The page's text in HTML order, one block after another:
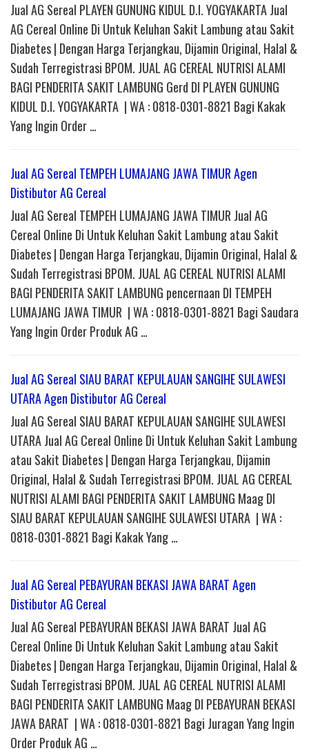
Jual AG Sereal PLAYEN GUNUNG KIDUL D.I. YOGYAKARTA Jual
AG Cereal Online Di Untuk Keluhan Sakit Lambung atau Sakit
Diabetes | Dengan Harga Terjangkau, Dijamin Original, Halal &
Sudah Terregistrasi BPOM. JUAL AG CEREAL NUTRISI ALAMI
BAGI PENDERITA SAKIT LAMBUNG Gerd DI PLAYEN GUNUNG
KIDUL D.I. YOGYAKARTA | WA : 0818-0301-8821 Bagi Kakak
Yang Ingin Order …
Jual AG Sereal TEMPEH LUMAJANG JAWA TIMUR Agen
Distibutor AG Cereal
Jual AG Sereal TEMPEH LUMAJANG JAWA TIMUR Jual AG
Cereal Online Di Untuk Keluhan Sakit Lambung atau Sakit
Diabetes | Dengan Harga Terjangkau, Dijamin Original, Halal &
Sudah Terregistrasi BPOM. JUAL AG CEREAL NUTRISI ALAMI
BAGI PENDERITA SAKIT LAMBUNG pencernaan DI TEMPEH
LUMAJANG JAWA TIMUR | WA : 0818-0301-8821 Bagi Saudara
Yang Ingin Order Produk AG …
Jual AG Sereal SIAU BARAT KEPULAUAN SANGIHE SULAWESI
UTARA Agen Distibutor AG Cereal
Jual AG Sereal SIAU BARAT KEPULAUAN SANGIHE SULAWESI
UTARA Jual AG Cereal Online Di Untuk Keluhan Sakit Lambung
atau Sakit Diabetes | Dengan Harga Terjangkau, Dijamin
Original, Halal & Sudah Terregistrasi BPOM. JUAL AG CEREAL
NUTRISI ALAMI BAGI PENDERITA SAKIT LAMBUNG Maag DI
SIAU BARAT KEPULAUAN SANGIHE SULAWESI UTARA | WA :
0818-0301-8821 Bagi Kakak Yang …
Jual AG Sereal PEBAYURAN BEKASI JAWA BARAT Agen
Distibutor AG Cereal
Jual AG Sereal PEBAYURAN BEKASI JAWA BARAT Jual AG
Cereal Online Di Untuk Keluhan Sakit Lambung atau Sakit
Diabetes | Dengan Harga Terjangkau, Dijamin Original, Halal &
Sudah Terregistrasi BPOM. JUAL AG CEREAL NUTRISI ALAMI
BAGI PENDERITA SAKIT LAMBUNG Maag DI PEBAYURAN BEKASI
JAWA BARAT | WA : 0818-0301-8821 Bagi Juragan Yang Ingin
Order Produk AG …